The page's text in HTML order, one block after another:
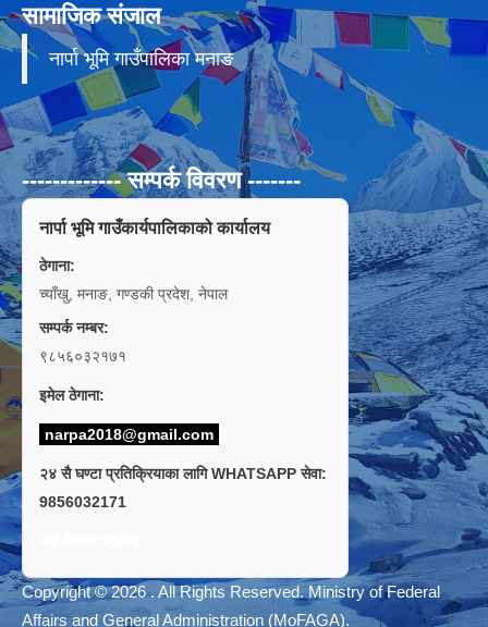
सामाजिक संजाल
नार्पा भूमि गाउँपालिका मनाङ
------------- सम्पर्क विवरण -------
नार्पा भूमि गाउँकार्यपालिकाको कार्यालय
ठेगाना:
च्याँखु, मनाङ, गण्डकी प्रदेश, नेपाल
सम्पर्क नम्बर:
९८५६०३२१७१
इमेल ठेगाना:
narpa2018@gmail.com
२४ सै घण्टा प्रतिक्रियाका लागि WHATSAPP सेवा:
9856032171
Copyright © 2026 . All Rights Reserved. Ministry of Federal
Affairs and General Administration (MoFAGA).